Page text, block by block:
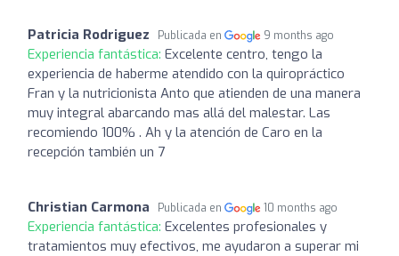
Patricia Rodriguez Publicada en 9 months ago
Experiencia fantástica: Excelente centro, tengo la
experiencia de haberme atendido con la quiropráctico
Fran y la nutricionista Anto que atienden de una manera
muy integral abarcando mas allá del malestar. Las
recomiendo 100% . Ah y la atención de Caro en la
recepción también un 7
Christian Carmona Publicada en 10 months ago
Experiencia fantástica: Excelentes profesionales y
tratamientos muy efectivos, me ayudaron a superar mi